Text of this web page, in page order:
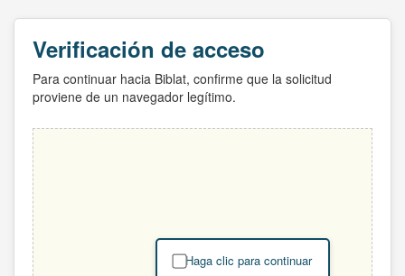
Verificación de acceso
Para continuar hacia Biblat, confirme que la solicitud
proviene de un navegador legítimo.
Haga clic para continuar